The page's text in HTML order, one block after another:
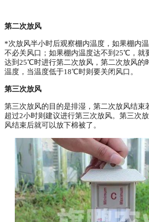
第二次放风
*次放风半小时后观察棚内温度，如果棚内
不必关风口；如果棚内温度达不到25℃，就
达到25℃时进行第二次放风，第二次放风的
温度，当温度低于18℃时则要关闭风口。
第三次放风
第三次放风的目的是排湿，第二次放风结束
超过2小时则建议进行第三次放风。第三次
风结束后就可以放下棉被了。